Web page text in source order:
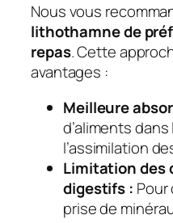
Nous vous
lithothamne de
repas. Cette
avantages :
Meilleure
d’aliments
l’assimilation
Limitation des
digestifs :
prise de